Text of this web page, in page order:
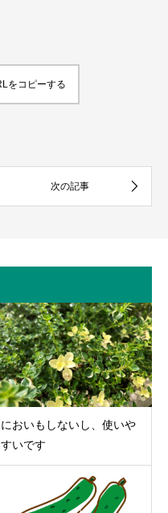
をコピーする
においもしないし、使いや
すいです